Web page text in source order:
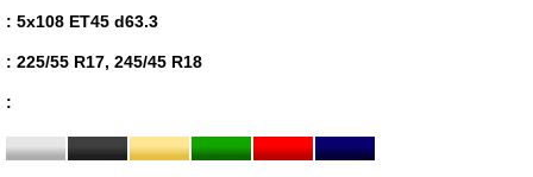
: 5x108 ET45 d63.3
: 225/55 R17, 245/45 R18
: